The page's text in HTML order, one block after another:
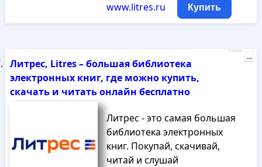
www.litres.ru Купить
Литрес, Litres – большая библиотека
электронных книг, где можно купить,
скачать и читать онлайн бесплатно
Литрес - это самая большая
библиотека электронных
книг. Покупай, скачивай,
читай и слушай
Реклама
...